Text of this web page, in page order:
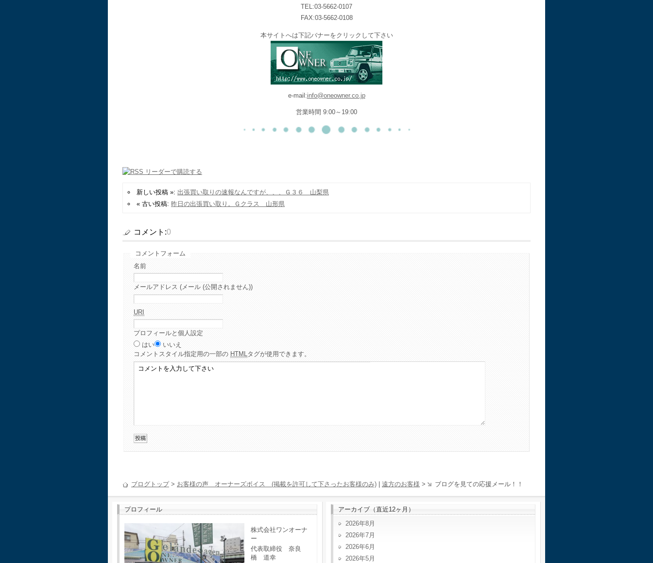
TEL:03-5662-0107
FAX:03-5662-0108
本サイトへは下記バナーをクリックして下さい
e-mail:info@oneowner.co.jp
営業時間 9:00～19:00
新しい投稿 »: 出張買い取りの速報なんですが、、、Ｇ３６ 山梨県
« 古い投稿: 昨日の出張買い取り。Ｇクラス 山形県
コメント:0
コメントフォーム
名前
メールアドレス (メール (公開されません))
URI
プロフィールと個人設定
はい
いいえ
コメント スタイル指定用の一部の HTMLタグが使用できます。
ブログトップ> お客様の声 オーナーズボイス (掲載を許可して下さったお客様のみ) 遠方のお客様 > ブログを見ての応援メール！！
プロフィール
株式会社ワンオーナ
ー
代表取締役 奈良
橋 道幸
アーカイブ（直近12ヶ月）
2026年8月
2026年7月
2026年6月
2026年5月